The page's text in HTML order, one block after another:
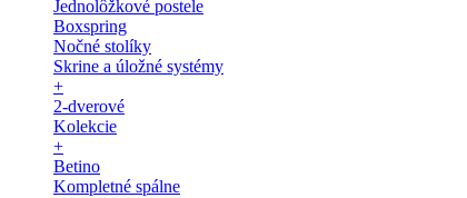
Jednolôžkové postele
Boxspring
Nočné stolíky
Skrine a úložné systémy
+
2-dverové
Kolekcie
+
Betino
Kompletné spálne